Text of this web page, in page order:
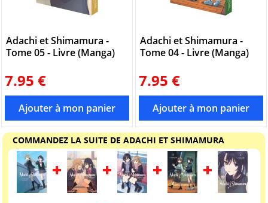
Adachi et Shimamura -
Tome 05 - Livre (Manga)
7.95 €
Adachi et Shimamura -
Tome 04 - Livre (Manga)
7.95 €
COMMANDEZ LA SUITE DE ADACHI ET SHIMAMURA